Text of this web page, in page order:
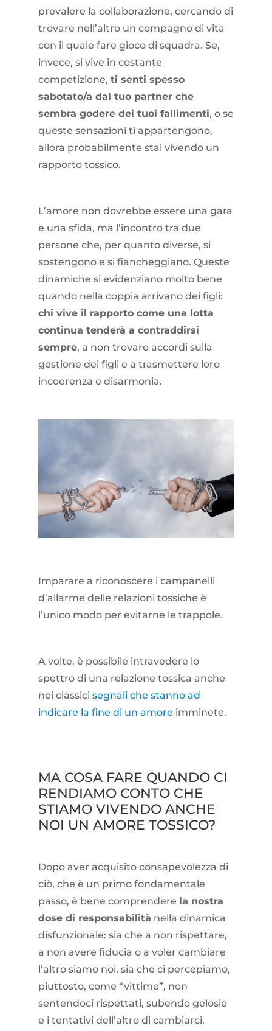
prevalere la collaborazione, cercando di
trovare nell’altro un compagno di vita
con il quale fare gioco di squadra. Se,
invece, si vive in costante
competizione, ti senti spesso
sabotato/a dal tuo partner che
sembra godere dei tuoi fallimenti, o se
queste sensazioni ti appartengono,
allora probabilmente stai vivendo un
rapporto tossico.
L’amore non dovrebbe essere una gara
e una sfida, ma l’incontro tra due
persone che, per quanto diverse, si
sostengono e si fiancheggiano. Queste
dinamiche si evidenziano molto bene
quando nella coppia arrivano dei figli:
chi vive il rapporto come una lotta
continua tenderà a contraddirsi
sempre, a non trovare accordi sulla
gestione dei figli e a trasmettere loro
incoerenza e disarmonia.
Imparare a riconoscere i campanelli
d’allarme delle relazioni tossiche è
l’unico modo per evitarne le trappole.
A volte, è possibile intravedere lo
spettro di una relazione tossica anche
nei classici segnali che stanno ad
indicare la fine di un amore imminete.
MA COSA FARE QUANDO CI
RENDIAMO CONTO CHE
STIAMO VIVENDO ANCHE
NOI UN AMORE TOSSICO?
Dopo aver acquisito consapevolezza di
ciò, che è un primo fondamentale
passo, è bene comprendere la nostra
dose di responsabilità nella dinamica
disfunzionale: sia che a non rispettare,
a non avere fiducia o a voler cambiare
l’altro siamo noi, sia che ci percepiamo,
piuttosto, come “vittime”, non
sentendoci rispettati, subendo gelosie
e i tentativi dell’altro di cambiarci,